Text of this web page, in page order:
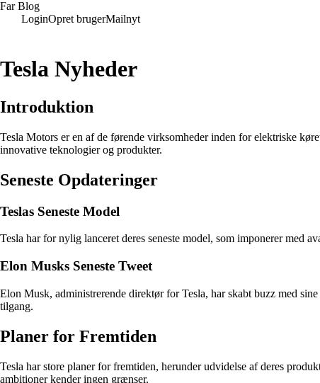
Far Blog
LoginOpret brugerMailnyt
Tesla Nyheder
Introduktion
Tesla Motors er en af de førende virksomheder inden for elektriske
innovative teknologier og produkter.
Seneste Opdateringer
Teslas Seneste Model
Tesla har for nylig lanceret deres seneste model, som imponerer med
Elon Musks Seneste Tweet
Elon Musk, administrerende direktør for Tesla, har skabt buzz med
tilgang.
Planer for Fremtiden
Tesla har store planer for fremtiden, herunder udvidelse af deres
ambitioner kender ingen grænser.